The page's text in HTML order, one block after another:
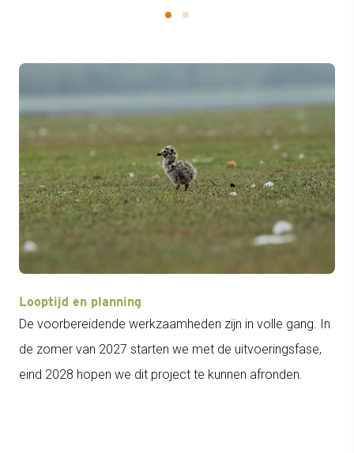
Looptijd en planning
De voorbereidende werkzaamheden zijn in volle gang. In
de zomer van 2027 starten we met de uitvoeringsfase,
eind 2028 hopen we dit project te kunnen afronden.